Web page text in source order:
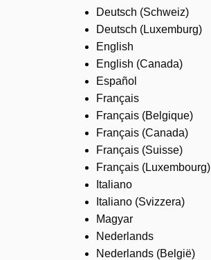
Deutsch (Schweiz)
Deutsch (Luxemburg)
English
English (Canada)
Español
Français
Français (Belgique)
Français (Canada)
Français (Suisse)
Français (Luxembourg)
Italiano
Italiano (Svizzera)
Magyar
Nederlands
Nederlands (België)